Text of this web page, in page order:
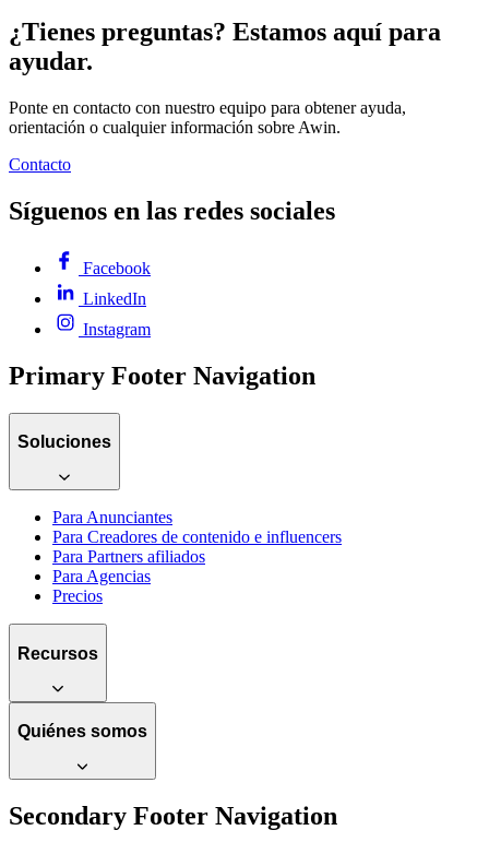
¿Tienes preguntas? Estamos aquí para
ayudar.
Ponte en contacto con nuestro equipo para obtener ayuda,
orientación o cualquier información sobre Awin.
Contacto
Síguenos en las redes sociales
Facebook
LinkedIn
Instagram
Primary Footer Navigation
Soluciones
Para Anunciantes
Para Creadores de contenido e influencers
Para Partners afiliados
Para Agencias
Precios
Recursos
Quiénes somos
Secondary Footer Navigation